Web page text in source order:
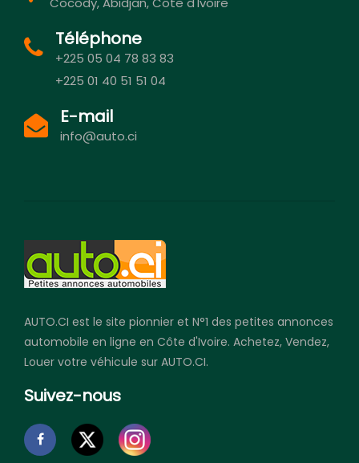
Téléphone
+225 05 04 78 83 83
+225 01 40 51 51 04
E-mail
info@auto.ci
AUTO.CI est le site pionnier et N°1 des petites annonces
automobile en ligne en Côte d'Ivoire. Achetez, Vendez,
Louer votre véhicule sur AUTO.CI.
Suivez-nous